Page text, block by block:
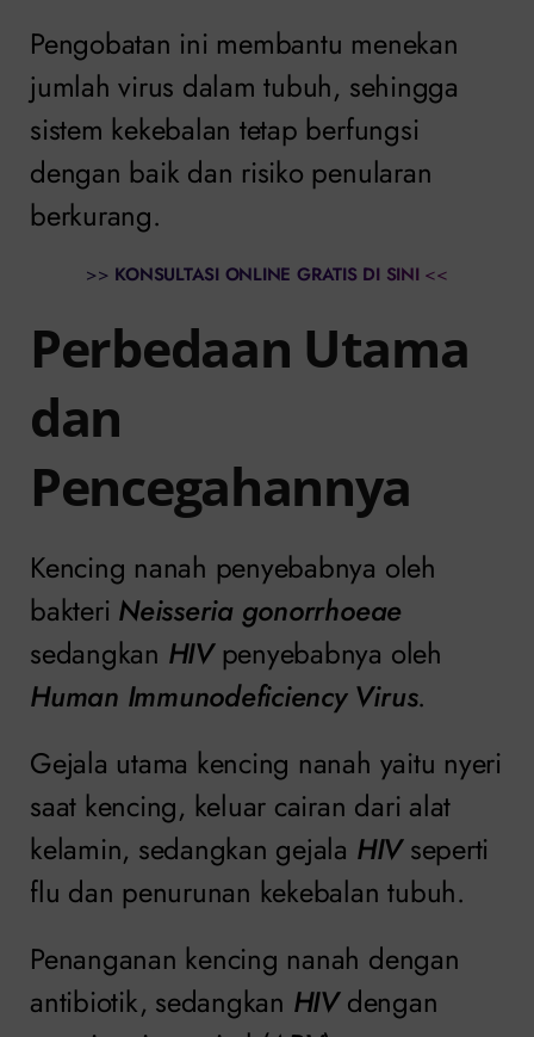
Pengobatan ini membantu menekan
jumlah virus dalam tubuh, sehingga
sistem kekebalan tetap berfungsi
dengan baik dan risiko penularan
berkurang.
>> KONSULTASI ONLINE GRATIS DI SINI <<
Perbedaan Utama
dan
Pencegahannya
Kencing nanah penyebabnya oleh
bakteri Neisseria gonorrhoeae
sedangkan HIVpenyebabnya oleh
Human Immunodeficiency Virus.
Gejala utama kencing nanah yaitu nyeri
saat kencing, keluar cairan dari alat
kelamin, sedangkan gejala HIVseperti
flu dan penurunan kekebalan tubuh.
Penanganan kencing nanah dengan
antibiotik, sedangkan HIVdengan